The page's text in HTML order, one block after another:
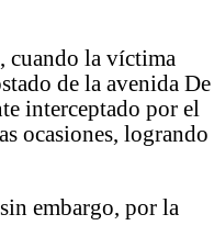
cuando la víctima
de la avenida De
interceptado por el
ocasiones, logrando
embargo, por la